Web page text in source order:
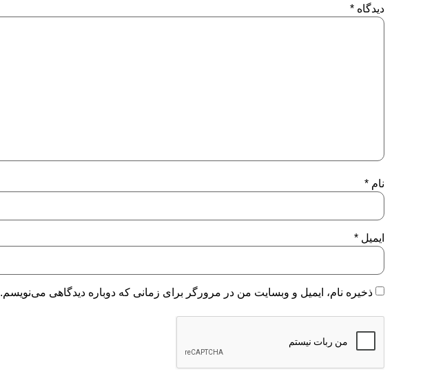
دیدگاه *
نام *
ایمیل *
ذخیره نام، ایمیل و وبسایت من در مرورگر برای زمانی که دوباره دیدگاهی می‌نویسم.